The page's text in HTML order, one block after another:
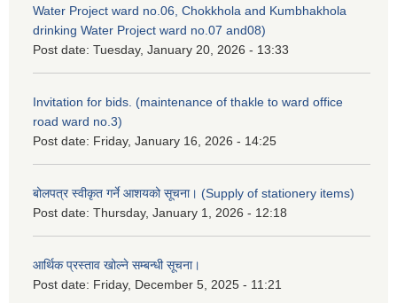
Water Project ward no.06, Chokkhola and Kumbhakhola
drinking Water Project ward no.07 and08)
Post date: Tuesday, January 20, 2026 - 13:33
Invitation for bids. (maintenance of thakle to ward office
road ward no.3)
Post date: Friday, January 16, 2026 - 14:25
बोलपत्र स्वीकृत गर्ने आशयको सूचना। (Supply of stationery items)
Post date: Thursday, January 1, 2026 - 12:18
आर्थिक प्रस्ताव खोल्ने सम्बन्धी सूचना।
Post date: Friday, December 5, 2025 - 11:21